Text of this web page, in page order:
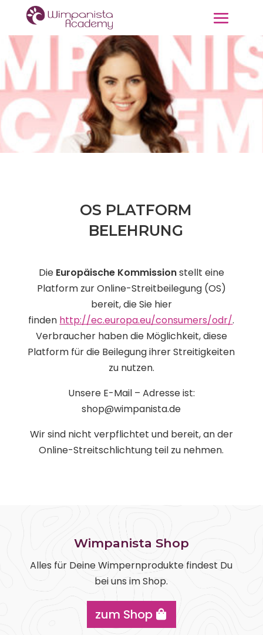
OS PLATFORM
BELEHRUNG
Die Europäische Kommissionstellt eine
Platform zur Online-Streitbeilegung (OS)
bereit, die Sie hier
finden http://ec.europa.eu/consumers/odr/.
Verbraucher haben die Möglichkeit, diese
Platform für die Beilegung ihrer Streitigkeiten
zu nutzen.
Unsere E-Mail – Adresse ist:
shop@wimpanista.de
Wir sind nicht verpflichtet und bereit, an der
Online-Streitschlichtung teil zu nehmen.
Wimpanista Shop
Alles für Deine Wimpernprodukte findest Du
bei uns im Shop.
zum Shop